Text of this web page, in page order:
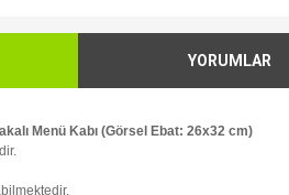
YORUMLAR
Menü Kabı (Görsel Ebat: 26x32 cm)